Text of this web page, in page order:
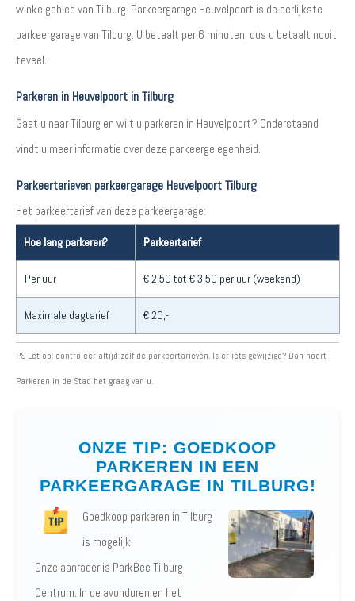
winkelgebied van Tilburg. Parkeergarage Heuvelpoort is de eerlijkste
parkeergarage van Tilburg. U betaalt per 6 minuten, dus u betaalt nooit
teveel.
Parkeren in Heuvelpoort in Tilburg
Gaat u naar Tilburg en wilt u parkeren in Heuvelpoort? Onderstaand
vindt u meer informatie over deze parkeergelegenheid.
Parkeertarieven parkeergarage Heuvelpoort Tilburg
Het parkeertarief van deze parkeergarage:
Hoe lang parkeren? Parkeertarief
Per uur € 2,50 tot € 3,50 per uur (weekend)
Maximale dagtarief € 20,-
PS Let op: controleer altijd zelf de parkeertarieven. Is er iets gewijzigd? Dan hoort
Parkeren in de Stad het graag van u.
ONZE TIP: GOEDKOOP
PARKEREN IN EEN
PARKEERGARAGE IN TILBURG!
Goedkoop parkeren in Tilburg
is mogelijk!
Onze aanrader is ParkBee Tilburg
Centrum. In de avonduren en het